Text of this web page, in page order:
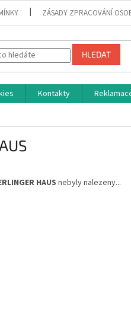
ZÁSADY ZPRACOVÁNÍ
HLEDAT
Kontakty
HAUS nebyly nalezeny...